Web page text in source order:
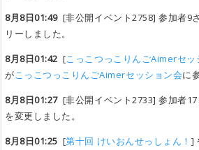
8月8日01:49[非公開イベント2758] 参加者9
リーしました。
8月8日01:42 [こっこつっこりんごAimerセッ
がこっこつっこりんごAimerセッション会に
8月8日01:27[非公開イベント2733] 参加者17
を変更しました。
8月8日01:25 [第十回 けいおんせっしょん！ ]